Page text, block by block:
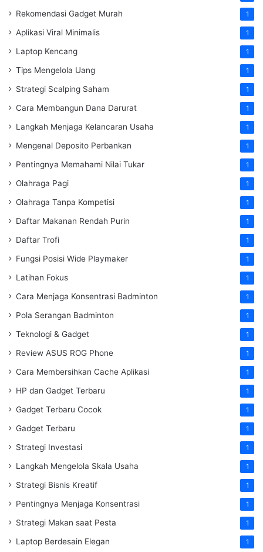
Rekomendasi Gadget Murah 1
Aplikasi Viral Minimalis 1
Laptop Kencang 1
Tips Mengelola Uang 1
Strategi Scalping Saham 1
Cara Membangun Dana Darurat 1
Langkah Menjaga Kelancaran Usaha 1
Mengenal Deposito Perbankan 1
Pentingnya Memahami Nilai Tukar 1
Olahraga Pagi 1
Olahraga Tanpa Kompetisi 1
Daftar Makanan Rendah Purin 1
Daftar Trofi 1
Fungsi Posisi Wide Playmaker 1
Latihan Fokus 1
Cara Menjaga Konsentrasi Badminton 1
Pola Serangan Badminton 1
Teknologi & Gadget 1
Review ASUS ROG Phone 1
Cara Membersihkan Cache Aplikasi 1
HP dan Gadget Terbaru 1
Gadget Terbaru Cocok 1
Gadget Terbaru 1
Strategi Investasi 1
Langkah Mengelola Skala Usaha 1
Strategi Bisnis Kreatif 1
Pentingnya Menjaga Konsentrasi 1
Strategi Makan saat Pesta 1
Laptop Berdesain Elegan 1